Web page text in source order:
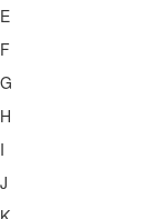
E
F
G
H
I
J